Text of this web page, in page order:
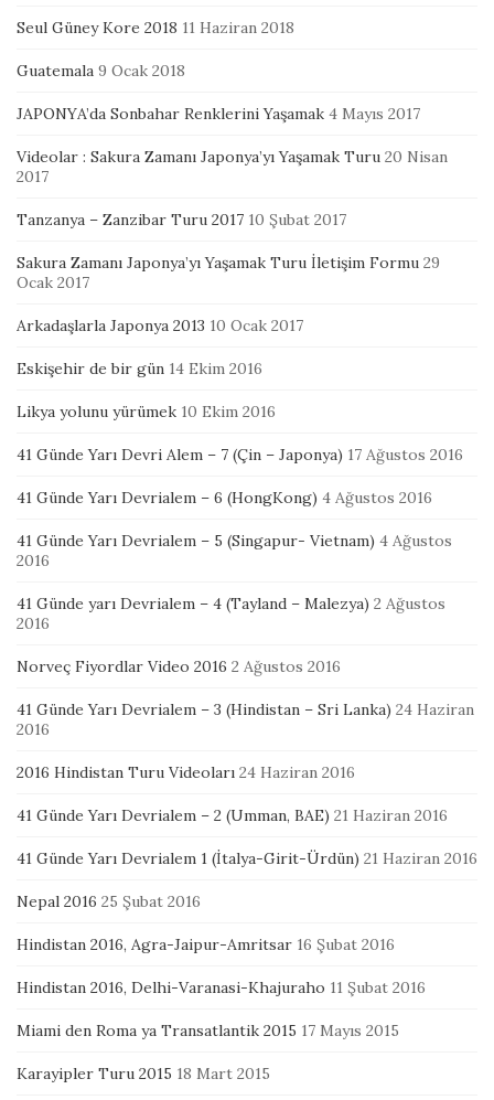
Seul Güney Kore 2018 11 Haziran 2018
Guatemala 9 Ocak 2018
JAPONYA’da Sonbahar Renklerini Yaşamak 4 Mayıs 2017
Videolar : Sakura Zamanı Japonya’yı Yaşamak Turu 20 Nisan
2017
Tanzanya – Zanzibar Turu 2017 10 Şubat 2017
Sakura Zamanı Japonya’yı Yaşamak Turu İletişim Formu 29
Ocak 2017
Arkadaşlarla Japonya 2013 10 Ocak 2017
Eskişehir de bir gün 14 Ekim 2016
Likya yolunu yürümek 10 Ekim 2016
41 Günde Yarı Devri Alem – 7 (Çin – Japonya) 17 Ağustos 2016
41 Günde Yarı Devrialem – 6 (HongKong) 4 Ağustos 2016
41 Günde Yarı Devrialem – 5 (Singapur- Vietnam) 4 Ağustos
2016
41 Günde yarı Devrialem – 4 (Tayland – Malezya) 2 Ağustos
2016
Norveç Fiyordlar Video 2016 2 Ağustos 2016
41 Günde Yarı Devrialem – 3 (Hindistan – Sri Lanka) 24 Haziran
2016
2016 Hindistan Turu Videoları 24 Haziran 2016
41 Günde Yarı Devrialem – 2 (Umman, BAE) 21 Haziran 2016
41 Günde Yarı Devrialem 1 (İtalya-Girit-Ürdün) 21 Haziran 2016
Nepal 2016 25 Şubat 2016
Hindistan 2016, Agra-Jaipur-Amritsar 16 Şubat 2016
Hindistan 2016, Delhi-Varanasi-Khajuraho 11 Şubat 2016
Miami den Roma ya Transatlantik 2015 17 Mayıs 2015
Karayipler Turu 2015 18 Mart 2015